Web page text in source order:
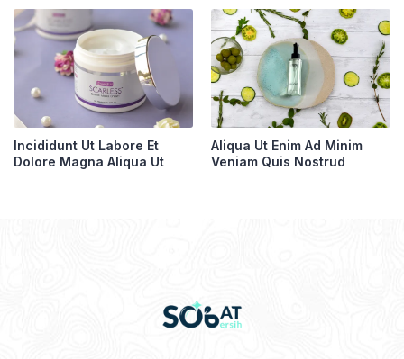
Incididunt Ut Labore Et
Dolore Magna Aliqua Ut
Aliqua Ut Enim Ad Minim
Veniam Quis Nostrud